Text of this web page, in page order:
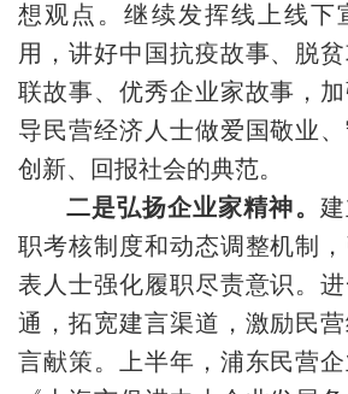
想观点。继续发挥线上线下
用，讲好中国抗疫故事、脱
联故事、优秀企业家故事，加
导民营经济人士做爱国敬业
创新、回报社会的典范。
二是弘扬企业家精神。
职考核制度和动态调整机制
表人士强化履职尽责意识。
通，拓宽建言渠道，激励民
言献策。上半年，浦东民营